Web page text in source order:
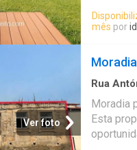
apenas
conforto,
mar.
forma
mês por
Ver foto
Rua
Moradia
Esta